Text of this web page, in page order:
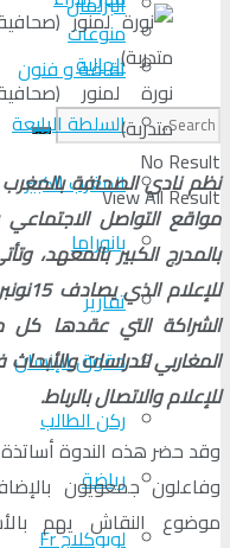
منوعات
ثقافة و فنون
No Result
View All Result
الجالية
السلطة الرابعة
المغرب الكبير
بانوراما
تقارير
حقوق الإنسان
ركن الطالب
رياضة
لوبوكلاج Fr
نورة لمنور
متدربة)
نظم نادي الصحافة
مواقع التواصل
بالمدرج الكبير بالمعهد،
الشراكة التي عقدها كل
المغاربي للدراسات
للإعلام والاتصال بالرباط.
وقد حضر هذه الندوة
وفاعلون جمعويون
موضوع النقاش يهم